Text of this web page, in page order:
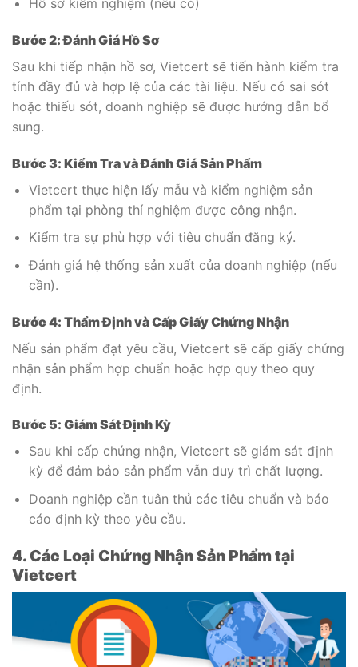
Bước 2: Đánh Giá Hồ Sơ
Sau khi tiếp nhận hồ sơ, Vietcert sẽ tiến hành kiểm tra
tính đầy đủ và hợp lệ của các tài liệu. Nếu có sai sót
hoặc thiếu sót, doanh nghiệp sẽ được hướng dẫn bổ
sung.
Bước 3: Kiểm Tra và Đánh Giá Sản Phẩm
Vietcert thực hiện lấy mẫu và kiểm nghiệm sản
phẩm tại phòng thí nghiệm được công nhận.
Kiểm tra sự phù hợp với tiêu chuẩn đăng ký.
Đánh giá hệ thống sản xuất của doanh nghiệp (nếu
cần).
Bước 4: Thẩm Định và Cấp Giấy Chứng Nhận
Nếu sản phẩm đạt yêu cầu, Vietcert sẽ cấp giấy chứng
nhận sản phẩm hợp chuẩn hoặc hợp quy theo quy
định.
Bước 5: Giám Sát Định Kỳ
Sau khi cấp chứng nhận, Vietcert sẽ giám sát định
kỳ để đảm bảo sản phẩm vẫn duy trì chất lượng.
Doanh nghiệp cần tuân thủ các tiêu chuẩn và báo
cáo định kỳ theo yêu cầu.
4. Các Loại Chứng Nhận Sản Phẩm tại
Vietcert